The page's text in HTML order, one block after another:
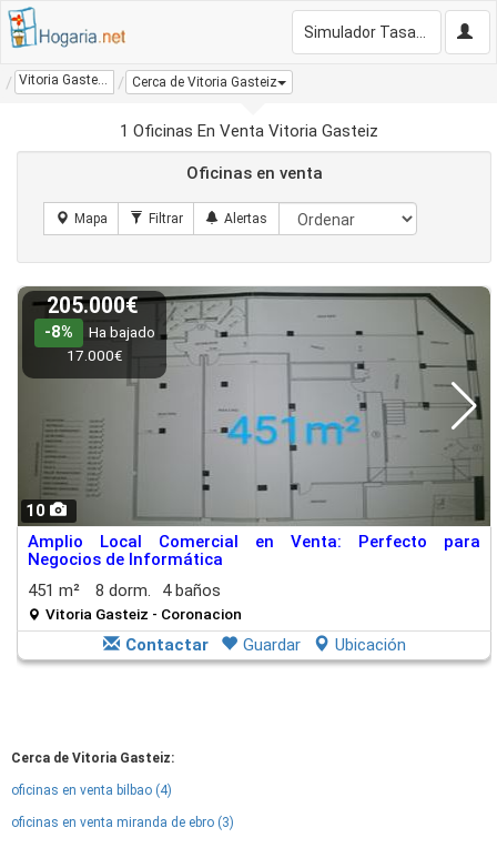
Vitoria Gasteiz Cerca de Vitoria Gasteiz
1 Oficinas En Venta Vitoria Gasteiz
Oficinas en venta
10
205.000€
-8%
Ha bajado
17.000€
Amplio Local Comercial en Venta: Perfecto para
Negocios de Informática
451 m²
8 dorm. 4 baños
Vitoria Gasteiz - Coronacion
Contactar Guardar Ubicación
Cerca de Vitoria Gasteiz:
oficinas en venta bilbao (4)
oficinas en venta miranda de ebro (3)